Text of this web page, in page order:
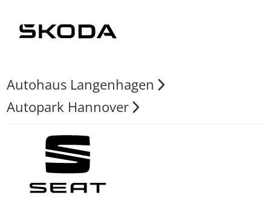
Autohaus Langenhagen
Autopark Hannover